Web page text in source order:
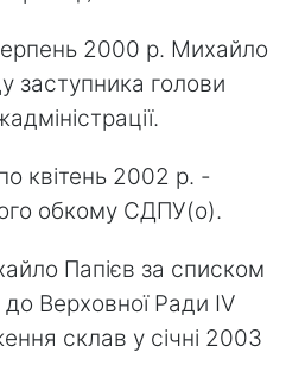
2000 р. Михайло
заступника голови
квітень 2002 р. -
обкому СДПУ(о).
Папієв за списком
Верховної Ради IV
склав у січні 2003